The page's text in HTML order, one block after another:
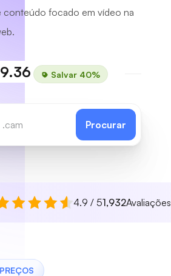
conteúdo focado em vídeo na
Salvar 40%
Procurar
4.9 / 51,932Avaliações